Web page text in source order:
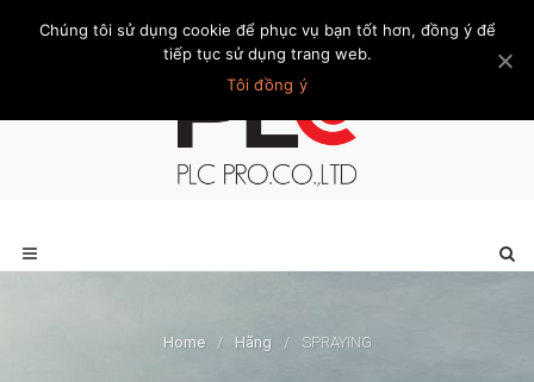
Trang chủ Giới thiệu Khách hàng Liên hệ Thành viên
Home / Hãng / SPRAYING
Chúng tôi sử dụng cookie để phục vụ bạn tốt hơn, đồng ý để
tiếp tục sử dụng trang web.
Tôi đồng ý